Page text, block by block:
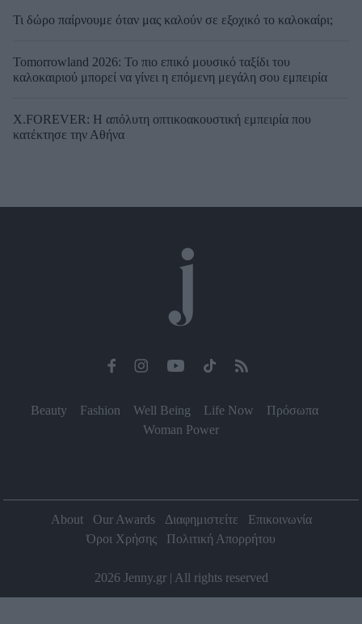
Τι δώρο παίρνουμε όταν μας καλούν σε εξοχικό το καλοκαίρι;
Tomorrowland 2026: Το πιο επικό μουσικό ταξίδι του
καλοκαιριού μπορεί να γίνει η επόμενη μεγάλη σου εμπειρία
X.FOREVER: Η απόλυτη οπτικοακουστική εμπειρία που
κατέκτησε την Αθήνα
Beauty Fashion Well Being Life Now
Πρόσωπα
Woman Power
About Our Awards Διαφημιστείτε
Επικοινωνία
Όροι Χρήσης
Πολιτική Απορρήτου
2026 Jenny.gr | All rights reserved